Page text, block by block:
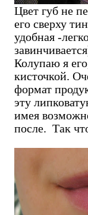
Цвет губ не
его сверху
удобная -
Колупаю я
кисточкой.
формат
эту
имея
после. Так